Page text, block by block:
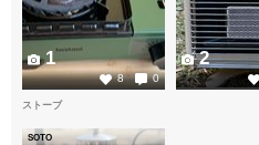
8 0
1 2
ストーブ
SOTO